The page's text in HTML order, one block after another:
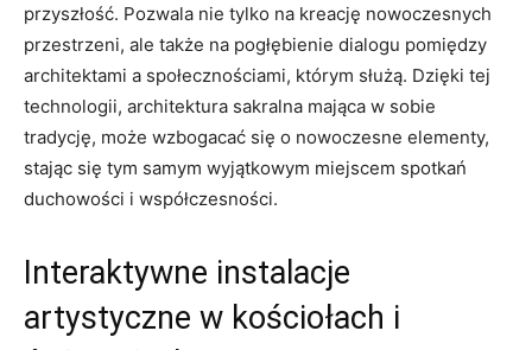
przyszłość. ⁢Pozwala ‍nie tylko na kreację nowoczesnych⁢
przestrzeni, ale także ⁢na ⁤pogłębienie dialogu pomiędzy
⁣architektami a⁣ społecznościami, ‌którym służą. Dzięki tej
‍technologii, ‌architektura sakralna‌ mająca w sobie​
tradycję, może wzbogacać się o nowoczesne elementy,
stając się tym samym wyjątkowym ‌miejscem spotkań
duchowości ‌i współczesności.
Interaktywne instalacje‍
artystyczne w kościołach i